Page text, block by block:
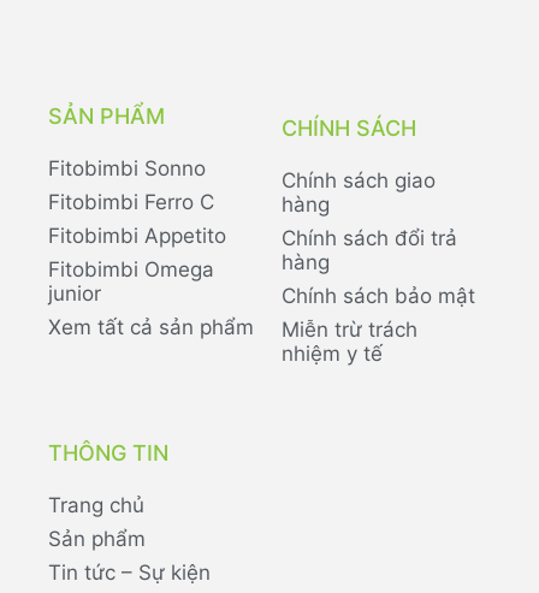
SẢN PHẨM
Fitobimbi Sonno
Fitobimbi Ferro C
Fitobimbi Appetito
Fitobimbi Omega
junior
Xem tất cả sản phẩm
CHÍNH SÁCH
Chính sách giao
hàng
Chính sách đổi trả
hàng
Chính sách bảo mật
Miễn trừ trách
nhiệm y tế
THÔNG TIN
Trang chủ
Sản phẩm
Tin tức – Sự kiện